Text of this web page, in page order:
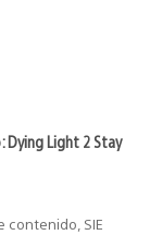
Dying Light 2 Stay
contenido, SIE